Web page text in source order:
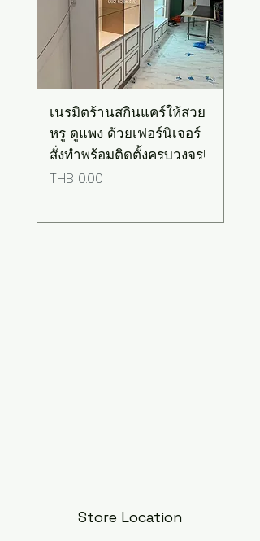
เนรมิตร้านสกินแคร์ให้สวย
หรู ดูแพง ด้วยเฟอร์นิเจอร์
สั่งทำพร้อมติดตั้งครบวงจร!
Price
THB 0.00
Store Location